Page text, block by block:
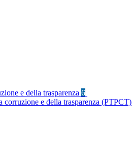
e della trasparenza 6
corruzione e della trasparenza (PTPCT)